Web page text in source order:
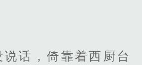
说话，倚靠着西厨台